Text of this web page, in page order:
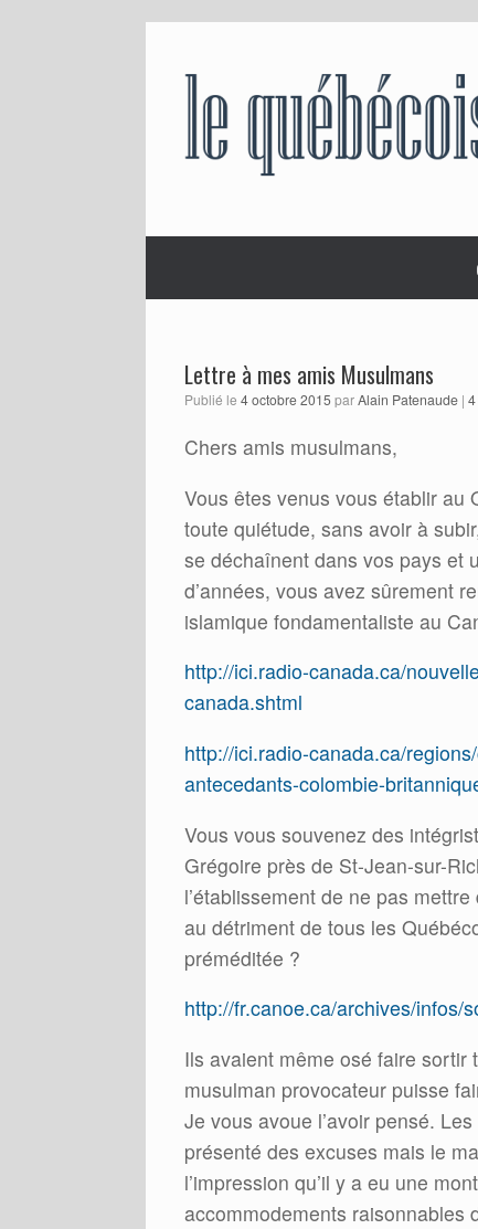
Lettre à mes amis Musulmans
Publié le 4 octobre 2015 parAlain Patenaude |
Chers amis musulmans,
Vous êtes venus vous établir au
toute quiétude, sans avoir à
se déchaînent dans vos pays et
d’années, vous avez sûrement
islamique fondamentaliste au
http://ici.radio-canada.ca/
canada.shtml
http://ici.radio-canada.ca/
antecedants-colombie-
Vous vous souvenez des
Grégoire près de St-Jean-sur-
l’établissement de ne pas
au détriment de tous les
préméditée ?
http://fr.canoe.ca/archives/infos/
Ils avaient même osé faire
musulman provocateur puisse
Je vous avoue l’avoir pensé.
présenté des excuses mais le
l’impression qu’il y a eu une
accommodements raisonnables